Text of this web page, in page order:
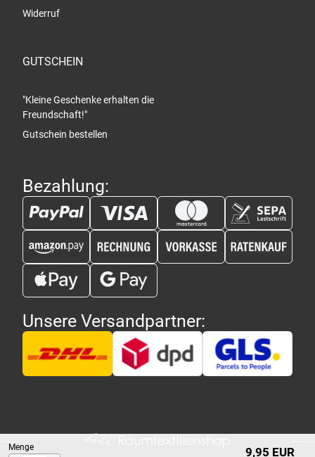
Menge 9,95 EUR
Widerruf
GUTSCHEIN
"Kleine Geschenke erhalten die
Freundschaft!"
Gutschein bestellen
Bezahlung:
Unsere Versandpartner: